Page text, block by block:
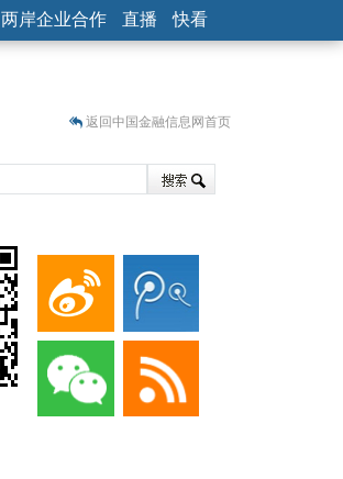
两岸企业合作 直播 快看
返回中国金融信息网首页